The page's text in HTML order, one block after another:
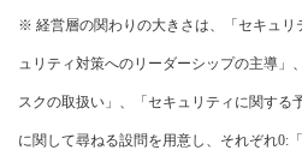
※ 経営層の関わりの大きさは、「セキュリ
ュリティ対策へのリーダーシップの主導」
スクの取扱い」、「セキュリティに関する
に関して尋ねる設問を用意し、それぞれ0: